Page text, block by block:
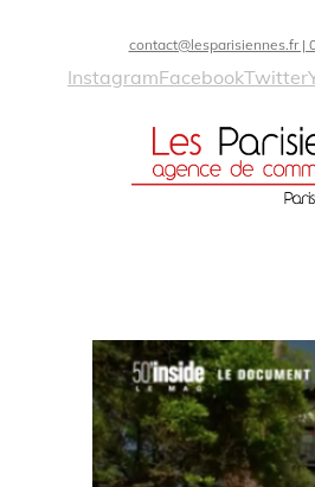
contact@lesparisiennes.fr |
InstagramFacebookTwitter